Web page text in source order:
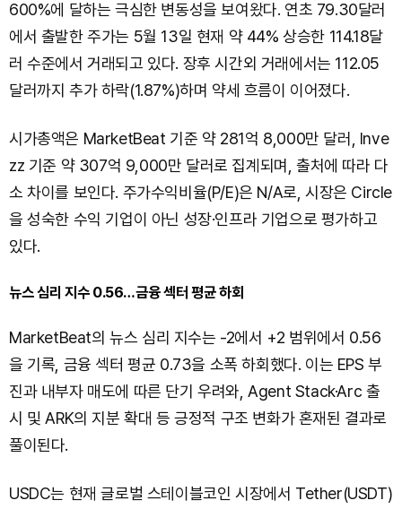
600%에 달하는 극심한 변동성을 보여왔다. 연초 79.30달러
에서 출발한 주가는 5월 13일 현재 약 44% 상승한 114.18달
러 수준에서 거래되고 있다. 장후 시간외 거래에서는 112.05
달러까지 추가 하락(1.87%)하며 약세 흐름이 이어졌다.
시가총액은 MarketBeat 기준 약 281억 8,000만 달러, Inve
zz 기준 약 307억 9,000만 달러로 집계되며, 출처에 따라 다
소 차이를 보인다. 주가수익비율(P/E)은 N/A로, 시장은 Circle
을 성숙한 수익 기업이 아닌 성장·인프라 기업으로 평가하고
있다.
뉴스 심리 지수 0.56…금융 섹터 평균 하회
MarketBeat의 뉴스 심리 지수는 -2에서 +2 범위에서 0.56
을 기록, 금융 섹터 평균 0.73을 소폭 하회했다. 이는 EPS 부
진과 내부자 매도에 따른 단기 우려와, Agent Stack·Arc 출
시 및 ARK의 지분 확대 등 긍정적 구조 변화가 혼재된 결과로
풀이된다.
USDC는 현재 글로벌 스테이블코인 시장에서 Tether(USDT)